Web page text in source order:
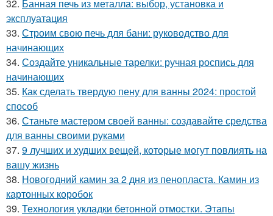
32. Банная печь из металла: выбор, установка и
эксплуатация
33. Строим свою печь для бани: руководство для
начинающих
34. Создайте уникальные тарелки: ручная роспись для
начинающих
35. Как сделать твердую пену для ванны 2024: простой
способ
36. Станьте мастером своей ванны: создавайте средства
для ванны своими руками
37. 9 лучших и худших вещей, которые могут повлиять на
вашу жизнь
38. Новогодний камин за 2 дня из пенопласта. Камин из
картонных коробок
39. Технология укладки бетонной отмостки. Этапы